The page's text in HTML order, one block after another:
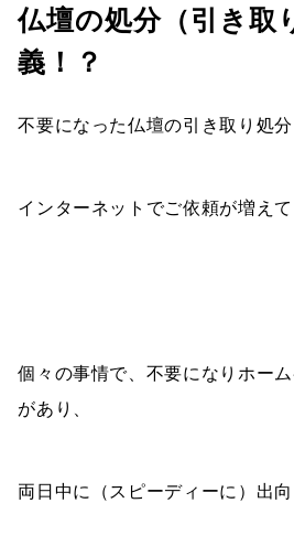
仏壇の処分（引き取
義！？
不要になった仏壇の引き取り処分
インターネットでご依頼が増えて
個々の事情で、不要になりホー
があり、
両日中に（スピーディーに）出向